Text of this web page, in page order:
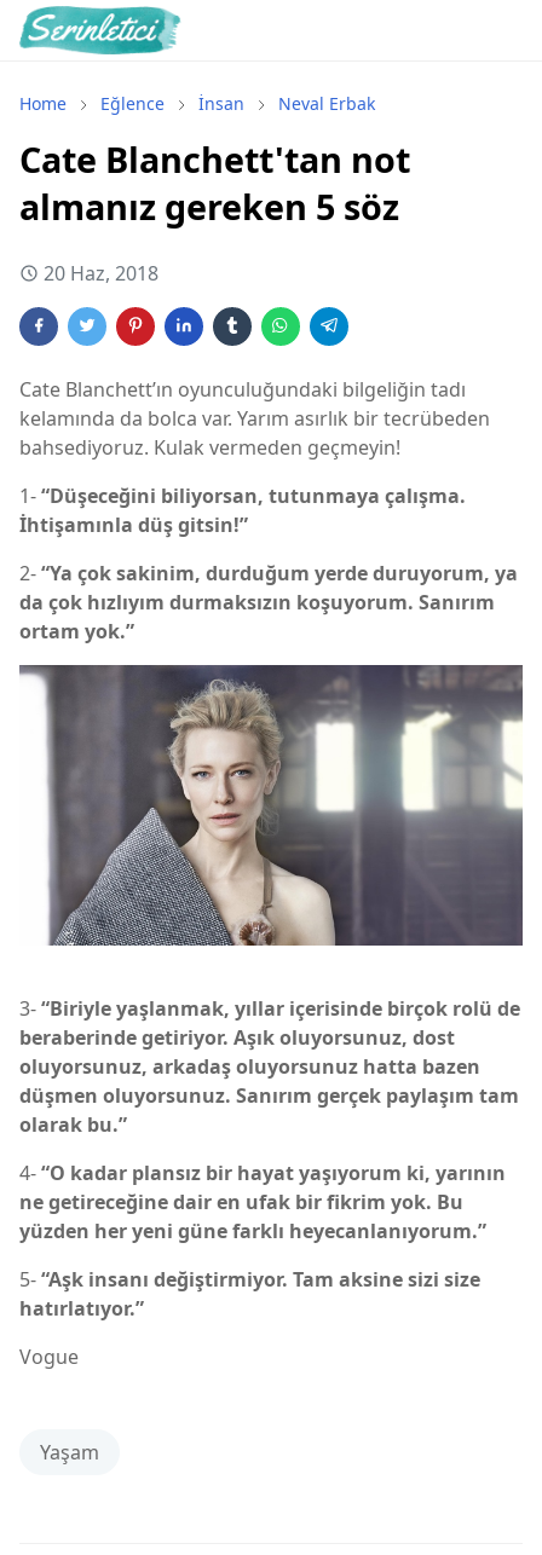
Home Eğlence İnsan Neval Erbak
Cate Blanchett'tan not
almanız gereken 5 söz
20 Haz, 2018
Cate Blanchett’ın oyunculuğundaki bilgeliğin tadı
kelamında da bolca var. Yarım asırlık bir tecrübeden
bahsediyoruz. Kulak vermeden geçmeyin!
1-“Düşeceğini biliyorsan, tutunmaya çalışma.
İhtişamınla düş gitsin!”
2-“Ya çok sakinim, durduğum yerde duruyorum, ya
da çok hızlıyım durmaksızın koşuyorum. Sanırım
ortam yok.”
3-“Biriyle yaşlanmak, yıllar içerisinde birçok rolü de
beraberinde getiriyor. Aşık oluyorsunuz, dost
oluyorsunuz, arkadaş oluyorsunuz hatta bazen
düşmen oluyorsunuz. Sanırım gerçek paylaşım tam
olarak bu.”
4-“O kadar plansız bir hayat yaşıyorum ki, yarının
ne getireceğine dair en ufak bir fikrim yok. Bu
yüzden her yeni güne farklı heyecanlanıyorum.”
5-“Aşk insanı değiştirmiyor. Tam aksine sizi size
hatırlatıyor.”
Vogue
Yaşam